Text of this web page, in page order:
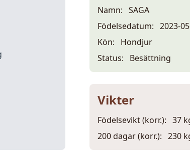
Namn: SAGA
Födelsedatum: 2023-
Kön:
Hondjur
Status:
Besättning
Vikter
Födelsevikt (korr.): 37
200 dagar (korr.): 230